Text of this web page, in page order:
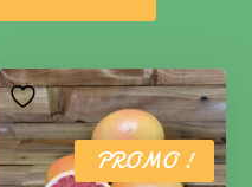
PROMO !